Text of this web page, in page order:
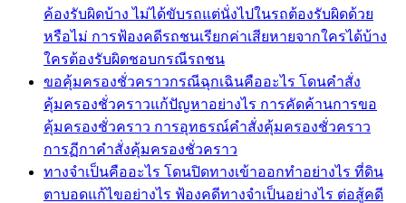
ค้องรับผิดบ้าง ไม่ได้ขับรถแต่นั่งไปในรถต้องรับผิดด้วย
หรือไม่ การฟ้องคดีรถชนเรียกค่าเสียหายจากใครได้บ้าง
ใครต้องรับผิดชอบกรณีรถชน
ขอคุ้มครองชั่วคราวกรณีฉุกเฉินคืออะไร โดนคำสั่ง
คุ้มครองชั่วคราวแก้ปัญหาอย่างไร การคัดค้านการขอ
คุ้มครองชั่วคราว การอุทธรณ์คำสั่งคุ้มครองชั่วคราว
การฏีกาคำสั่งคุ้มครองชั่วคราว
ทางจำเป็นคืออะไร โดนปิดทางเข้าออกทำอย่างไร ที่ดิน
ตาบอดแก้ไขอย่างไร ฟ้องคดีทางจำเป็นอย่างไร ต่อสู้คดี